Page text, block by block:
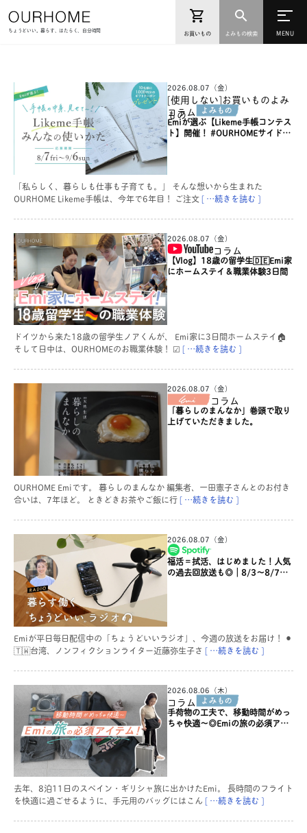
ちょうどいい。暮らす、はたらく、自分時間
2026.08.07（金）
[使用しない]お買いものよみ
もの
コラム
Emiが選ぶ【Likeme手帳コンテス
ト】開催！ #OURHOMEサイドス
「私らしく、暮らしも仕事も子育ても。」 そんな想いから生まれた
OURHOME Likeme手帳は、今年で6年目！ ご注文[ …続きを読む ]
2026.08.07（金）
コラム
【Vlog】18歳の留学生🇩🇪Emi家
にホームステイ＆職業体験3日間
ドイツから来た18歳の留学生ノアくんが、 Emi家に3日間ホームステイ🏠
そして日中は、OURHOMEのお職業体験！ ☑ [ …続きを読む ]
2026.08.07（金）
コラム
「暮らしのまんなか」巻頭で取り
上げていただきました。
OURHOME Emiです。 暮らしのまんなか 編集者、一田憲子さんとのお付き
合いは、7年ほど。 ときどきお茶やご飯に行[ …続きを読む ]
2026.08.07（金）
福活＝拭活、はじめました！人気
の過去回放送も◎｜8/3〜8/7の
Emiが平日毎日配信中の「ちょうどいいラジオ」、今週の放送をお届け！ ⚫︎
🇹🇼台湾、ノンフィクションライター近藤弥生子さ [ …続きを読む ]
2026.08.06（木）
コラム
手荷物の工夫で、移動時間がめっ
ちゃ快適〜◎Emiの旅の必須アイ
去年、8泊11日のスペイン・ギリシャ旅に出かけたEmi。 長時間のフライト
を快適に過ごせるように、手元用のバッグにはこん [ …続きを読む ]
お買いもの よみもの検索